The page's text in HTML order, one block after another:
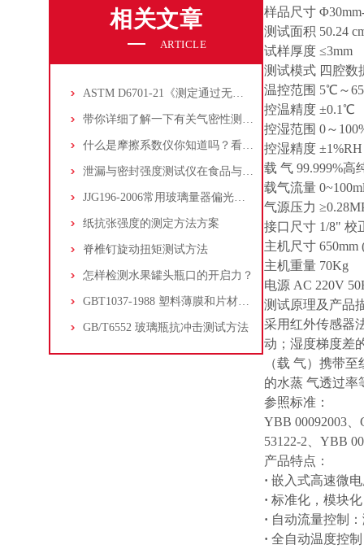
相关文章
ARTICLE
ASTM D6701-21《测定通过无纺布和塑料屏障的水蒸气透过率的标准测试方法》
带你详细了解一下有关气密性测试仪的小知识！
什么是摩擦系数仪你知道吗？看看本篇吧
泄漏与密封强度测试仪在食品与医药包装中的作用
JJG196-2006常用玻璃量器偏光应力
纸抗张强度的测定方法方案
脊椎钉旋动扭矩测试方法
怎样检测水果罐头瓶口的开启力？
GBT1037-1988 塑料薄膜和片材透水蒸气性试验方法 杯式法
GB/T6552 玻璃瓶抗冲击测试方法
样品尺寸
测试面积 50.24
试样厚度 ≤3mm
测试模式 四腔数
温控范围 5℃～
控温精度 ±0.1℃
控湿范围 0～
控湿精度 ±1%RH
载 气 99.999%高
载气流量
气源压力
接口尺寸 1/8" 校
主机尺寸 650mm
主机重量 70Kg
电源 AC 220V
测试原理及产品
采用红外传感器
动；湿度梯度差
（载 气）携带至
的水蒸 气透过率
参照标准：
YBB 00092003、
53122-2、YBB
产品特点 ：
· 嵌入式高速微
· 标准化，模块
· 自动流量控制
· 全自动温度控